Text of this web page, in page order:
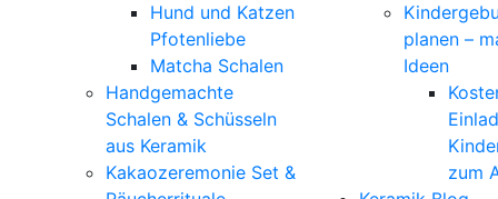
Hund und Katzen
Pfotenliebe
Matcha Schalen
Handgemachte
Schalen & Schüsseln
aus Keramik
Kakaozeremonie Set &
planen –
Ideen
zum